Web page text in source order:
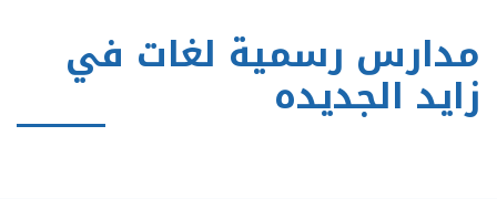
مدارس رسمية لغات في
زايد الجديده